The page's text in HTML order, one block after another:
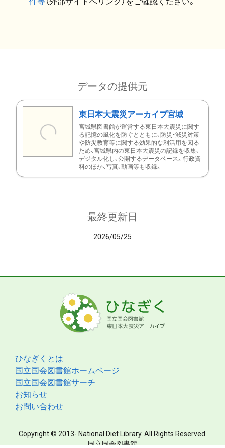
データの提供元
東日本大震災アーカイブ宮城
宮城県図書館が運営する東日本大震災に関す
る記憶の風化を防ぐとともに、防災・減災対策
や防災教育等に関する効果的な利活用を図る
ため、宮城県内の東日本大震災の記録を収集、
デジタル化し、公開するデータベース。行政資
料のほか、写真、動画等も収録。
最終更新日
2026/05/25
ひなぎくとは
国立国会図書館ホームページ
国立国会図書館サーチ
お知らせ
お問い合わせ
Copyright © 2013- National Diet Library. All Rights Reserved.